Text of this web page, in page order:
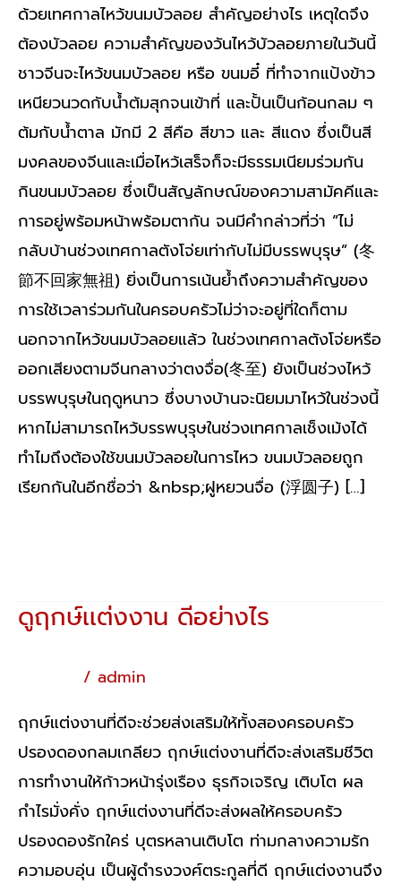
ด้วยเทศกาลไหว้ขนมบัวลอย สำคัญอย่างไร เหตุใดจึง
ต้องบัวลอย ความสำคัญของวันไหว้บัวลอยภายในวันนี้
ชาวจีนจะไหว้ขนมบัวลอย หรือ ขนมอี๋ ที่ทำจากแป้งข้าว
เหนียวนวดกับน้ำต้มสุกจนเข้าที่ และปั้นเป็นก้อนกลม ๆ
ต้มกับน้ำตาล มักมี 2 สีคือ สีขาว และ สีแดง ซึ่งเป็นสี
มงคลของจีนและเมื่อไหว้เสร็จก็จะมีธรรมเนียมร่วมกัน
กินขนมบัวลอย ซึ่งเป็นสัญลักษณ์ของความสามัคคีและ
การอยู่พร้อมหน้าพร้อมตากัน จนมีคำกล่าวที่ว่า “ไม่
กลับบ้านช่วงเทศกาลตังโจ่ยเท่ากับไม่มีบรรพบุรุษ” (冬
節不回家無祖) ยิ่งเป็นการเน้นย้ำถึงความสำคัญของ
การใช้เวลาร่วมกันในครอบครัวไม่ว่าจะอยู่ที่ใดก็ตาม
นอกจากไหว้ขนมบัวลอยแล้ว ในช่วงเทศกาลตังโจ่ยหรือ
ออกเสียงตามจีนกลางว่าตงจื่อ(冬至) ยังเป็นช่วงไหว้
บรรพบุรุษในฤดูหนาว ซึ่งบางบ้านจะนิยมมาไหว้ในช่วงนี้
หากไม่สามารถไหว้บรรพบุรุษในช่วงเทศกาลเช็งเม้งได้
ทำไมถึงต้องใช้ขนมบัวลอยในการไหว ขนมบัวลอยถูก
เรียกกันในอีกชื่อว่า &nbsp;ฝูหยวนจื่อ (浮圆子) […]
ดูฤกษ์เเต่งงาน ดีอย่างไร
/ admin
ฤกษ์แต่งงานที่ดีจะช่วยส่งเสริมให้ทั้งสองครอบครัว
ปรองดองกลมเกลียว ฤกษ์แต่งงานที่ดีจะส่งเสริมชีวิต
การทำงานให้ก้าวหน้ารุ่งเรือง ธุรกิจเจริญ เติบโต ผล
กำไรมั่งคั่ง ฤกษ์แต่งงานที่ดีจะส่งผลให้ครอบครัว
ปรองดองรักใคร่ บุตรหลานเติบโต ท่ามกลางความรัก
ความอบอุ่น เป็นผู้ดำรงวงศ์ตระกูลที่ดี ฤกษ์แต่งงานจึง
ดู
ดี
อย่างไร